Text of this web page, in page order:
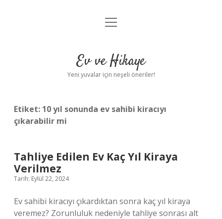
Anasayfa
Yasal Uyarı
menüyü
Ev ve Hikaye
Yeni yuvalar için neşeli öneriler!
Etiket: 10 yıl sonunda ev sahibi kiracıyı
çıkarabilir mi
Tahliye Edilen Ev Kaç Yıl Kiraya
Verilmez
Tarih: Eylül 22, 2024
Ev sahibi kiracıyı çıkardıktan sonra kaç yıl kiraya
veremez? Zorunluluk nedeniyle tahliye sonrası alt